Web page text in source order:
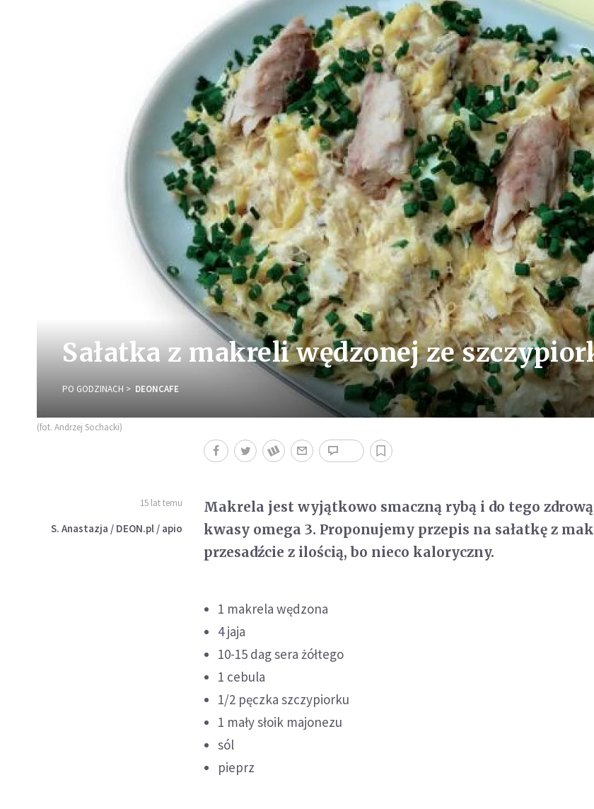
Sałatka z makreli wędzonej ze
PO GODZINACH DEONCAFE
(fot. Andrzej Sochacki)
15 lat temu
S. Anastazja / DEON.pl / apio
Makrela jest wyjątkowo smaczną rybą i do tego
kwasy omega 3. Proponujemy przepis na sałatkę z
przesadźcie z ilością, bo nieco kaloryczny.
1 makrela wędzona
4 jaja
10-15 dag sera żółtego
1 cebula
1/2 pęczka szczypiorku
1 mały słoik majonezu
sól
pieprz